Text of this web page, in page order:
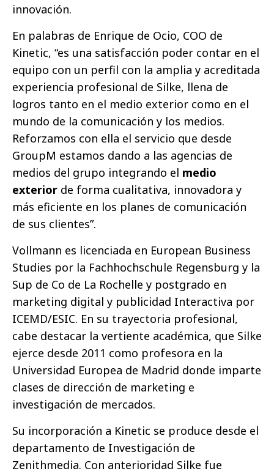
innovación.
En palabras de Enrique de Ocio, COO de
Kinetic, “es una satisfacción poder contar en el
equipo con un perfil con la amplia y acreditada
experiencia profesional de Silke, llena de
logros tanto en el medio exterior como en el
mundo de la comunicación y los medios.
Reforzamos con ella el servicio que desde
GroupM estamos dando a las agencias de
medios del grupo integrando el medio
exterior de forma cualitativa, innovadora y
más eficiente en los planes de comunicación
de sus clientes”.
Vollmann es licenciada en European Business
Studies por la Fachhochschule Regensburg y la
Sup de Co de La Rochelle y postgrado en
marketing digital y publicidad Interactiva por
ICEMD/ESIC. En su trayectoria profesional,
cabe destacar la vertiente académica, que Silke
ejerce desde 2011 como profesora en la
Universidad Europea de Madrid donde imparte
clases de dirección de marketing e
investigación de mercados.
Su incorporación a Kinetic se produce desde el
departamento de Investigación de
Zenithmedia. Con anterioridad Silke fue